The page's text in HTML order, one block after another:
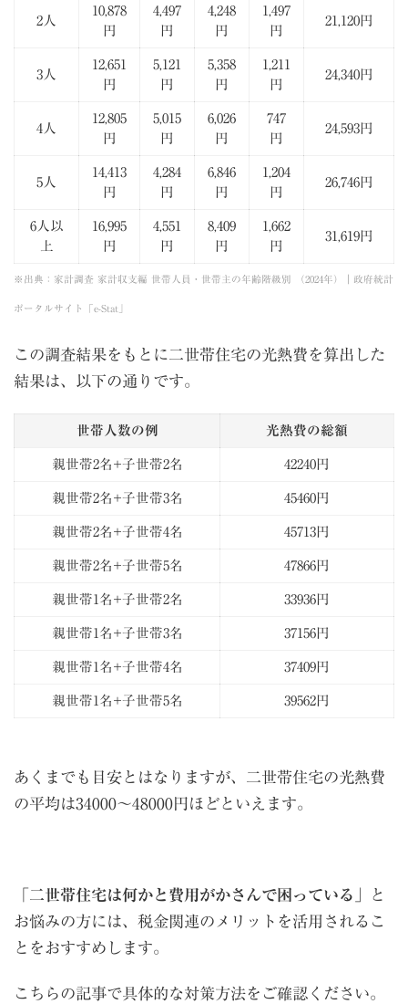
2人
10,878
円
4,497
円
4,248
円
1,497
円
21,120円
3人
12,651
円
5,121
円
5,358
円
1,211
円
24,340円
4人
12,805
円
5,015
円
6,026
円
747
円
24,593円
5人
14,413
円
4,284
円
6,846
円
1,204
円
26,746円
6人以
上
16,995
円
4,551
円
8,409
円
1,662
円
31,619円
※出典： 家計調査 家計収支編 世帯人員・世帯主の年齢階級別 （2024年）｜政府統計
ポータルサイト「e-Stat」
この調査結果をもとに二世帯住宅の光熱費を算出した
結果は、以下の通りです。
世帯人数の例 光熱費の総額
親世帯2名+子世帯2名 42240円
親世帯2名+子世帯3名 45460円
親世帯2名+子世帯4名 45713円
親世帯2名+子世帯5名 47866円
親世帯1名+子世帯2名 33936円
親世帯1名+子世帯3名 37156円
親世帯1名+子世帯4名 37409円
親世帯1名+子世帯5名 39562円
あくまでも目安とはなりますが、二世帯住宅の光熱費
の平均は34000〜48000円ほどといえます。
二世帯住宅は何かと費用がかさんで困っている
」と
お悩みの方には、税金関連のメリットを活用されるこ
とをおすすめします。
こちらの記事で具体的な対策方法をご確認ください。